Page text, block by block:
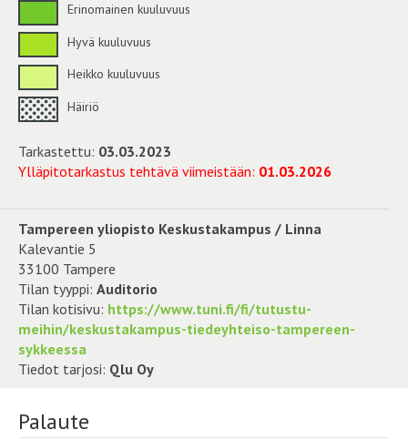
Erinomainen kuuluvuus
Hyvä kuuluvuus
Heikko kuuluvuus
Häiriö
Tarkastettu: 03.03.2023
Ylläpitotarkastus tehtävä viimeistään: 01.03.2026
Tampereen yliopisto Keskustakampus / Linna
Kalevantie 5
33100 Tampere
Tilan tyyppi: Auditorio
Tilan kotisivu: https://www.tuni.fi/fi/tutustu-
meihin/keskustakampus-tiedeyhteiso-tampereen-
sykkeessa
Tiedot tarjosi: Qlu Oy
Palaute